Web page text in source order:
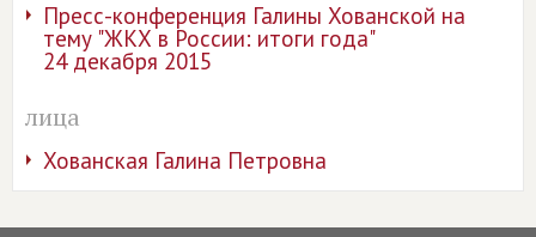
Пресс-конференция Галины Хованской на
тему "ЖКХ в России: итоги года"
24 декабря 2015
лица
Хованская Галина Петровна